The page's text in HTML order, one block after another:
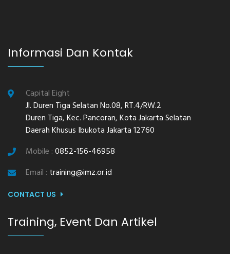
Informasi Dan Kontak
Capital Eight
Jl. Duren Tiga Selatan No.08, RT.4/RW.2
Duren Tiga, Kec. Pancoran, Kota Jakarta Selatan
Daerah Khusus Ibukota Jakarta 12760
Mobile :0852-156-46958
Email : training@imz.or.id
CONTACT US
Training, Event Dan Artikel